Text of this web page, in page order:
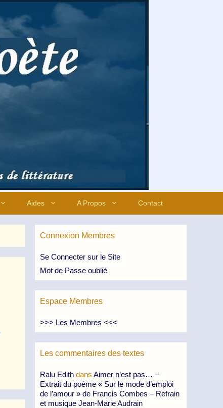
Aides A Propos Contact
Connexion Membres
Se Connecter sur le Site
Mot de Passe oublié
Espace Membres
>>> Les Membres <<<
Les commentaires des textes
Ralu Edith dans Aimer n’est pas… –
Extrait du poème « Sur le mode d’emploi
de l’amour » de Francis Combes – Refrain
et musique Jean-Marie Audrain